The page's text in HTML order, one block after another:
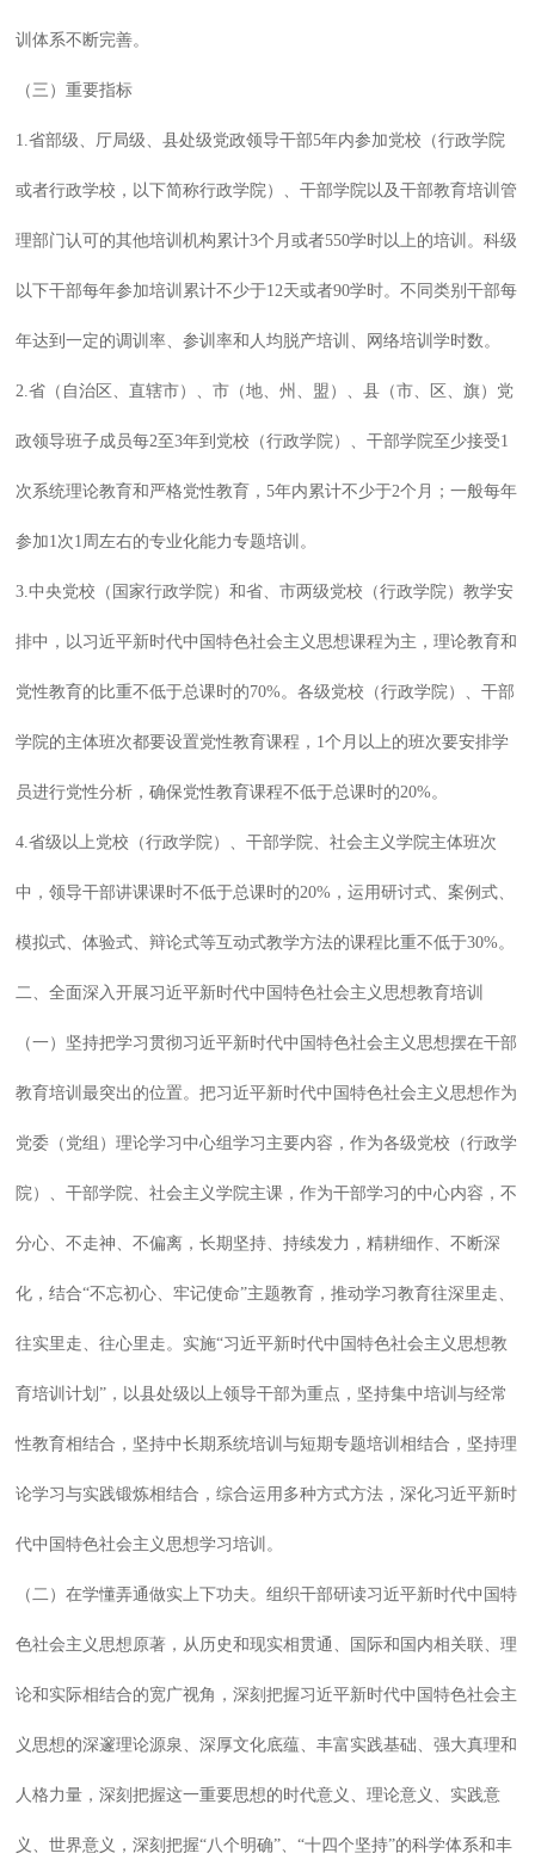
训体系不断完善。
（三）重要指标
1.省部级、厅局级、县处级党政领导干部5年内参加党校（行政学院
或者行政学校，以下简称行政学院）、干部学院以及干部教育培训管
理部门认可的其他培训机构累计3个月或者550学时以上的培训。科级
以下干部每年参加培训累计不少于12天或者90学时。不同类别干部每
年达到一定的调训率、参训率和人均脱产培训、网络培训学时数。
2.省（自治区、直辖市）、市（地、州、盟）、县（市、区、旗）党
政领导班子成员每2至3年到党校（行政学院）、干部学院至少接受1
次系统理论教育和严格党性教育，5年内累计不少于2个月；一般每年
参加1次1周左右的专业化能力专题培训。
3.中央党校（国家行政学院）和省、市两级党校（行政学院）教学安
排中，以习近平新时代中国特色社会主义思想课程为主，理论教育和
党性教育的比重不低于总课时的70%。各级党校（行政学院）、干部
学院的主体班次都要设置党性教育课程，1个月以上的班次要安排学
员进行党性分析，确保党性教育课程不低于总课时的20%。
4.省级以上党校（行政学院）、干部学院、社会主义学院主体班次
中，领导干部讲课课时不低于总课时的20%，运用研讨式、案例式、
模拟式、体验式、辩论式等互动式教学方法的课程比重不低于30%。
二、全面深入开展习近平新时代中国特色社会主义思想教育培训
（一）坚持把学习贯彻习近平新时代中国特色社会主义思想摆在干部
教育培训最突出的位置。把习近平新时代中国特色社会主义思想作为
党委（党组）理论学习中心组学习主要内容，作为各级党校（行政学
院）、干部学院、社会主义学院主课，作为干部学习的中心内容，不
分心、不走神、不偏离，长期坚持、持续发力，精耕细作、不断深
化，结合“不忘初心、牢记使命”主题教育，推动学习教育往深里走、
往实里走、往心里走。实施“习近平新时代中国特色社会主义思想教
育培训计划”，以县处级以上领导干部为重点，坚持集中培训与经常
性教育相结合，坚持中长期系统培训与短期专题培训相结合，坚持理
论学习与实践锻炼相结合，综合运用多种方式方法，深化习近平新时
代中国特色社会主义思想学习培训。
（二）在学懂弄通做实上下功夫。组织干部研读习近平新时代中国特
色社会主义思想原著，从历史和现实相贯通、国际和国内相关联、理
论和实际相结合的宽广视角，深刻把握习近平新时代中国特色社会主
义思想的深邃理论源泉、深厚文化底蕴、丰富实践基础、强大真理和
人格力量，深刻把握这一重要思想的时代意义、理论意义、实践意
义、世界意义，深刻把握“八个明确”、“十四个坚持”的科学体系和丰